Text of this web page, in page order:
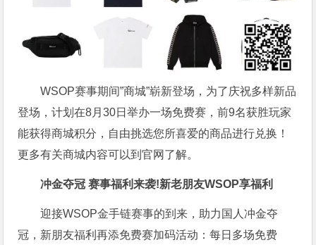
WSOP赛事期间”商城”崭新登场，为了庆祝多样新品
登场，计划在8月30日举办一场免费赛，前9名获胜玩家
能获得商城积分，自由挑选您所喜爱的商品进行兑换！
更多有关商城内容可以到官网了解。
冲金夺冠 赛事福利来袭!新老朋友WSOP享福利
迎接WSOP金手链赛事的到来，助力国人冲金夺
冠，新朋友福利再添免费赛加码活动：每日多场免费